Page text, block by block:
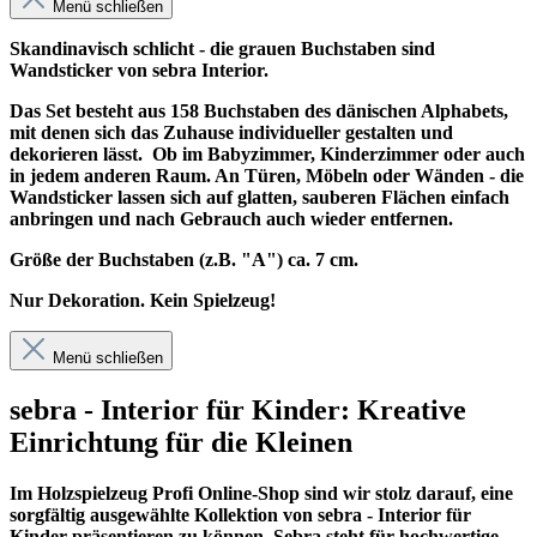
Menü schließen
Skandinavisch schlicht - die grauen Buchstaben sind
Wandsticker von sebra Interior.
Das Set besteht aus 158 Buchstaben des dänischen Alphabets,
mit denen sich das Zuhause individueller gestalten und
dekorieren lässt. Ob im Babyzimmer, Kinderzimmer oder auch
in jedem anderen Raum. An Türen, Möbeln oder Wänden - die
Wandsticker lassen sich auf glatten, sauberen Flächen einfach
anbringen und nach Gebrauch auch wieder entfernen.
Größe der Buchstaben (z.B. "A") ca. 7 cm.
Nur Dekoration. Kein Spielzeug!
Menü schließen
sebra - Interior für Kinder: Kreative
Einrichtung für die Kleinen
Im Holzspielzeug Profi Online-Shop sind wir stolz darauf, eine
sorgfältig ausgewählte Kollektion von sebra - Interior für